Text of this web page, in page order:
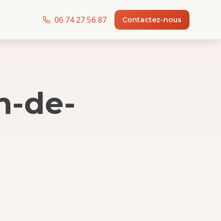
06 74 27 56 87 Contactez-nous
de-